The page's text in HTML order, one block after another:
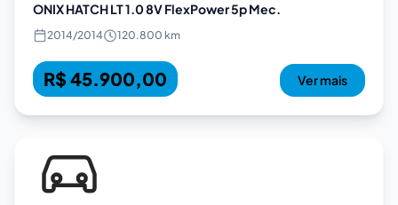
ONIX HATCH LT 1.0 8V FlexPower 5p Mec.
2014/2014 120.800 km
R$ 45.900,00 Ver mais